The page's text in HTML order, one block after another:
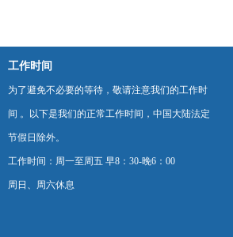
工作时间
为了避免不必要的等待，敬请注意我们的工作时
间 。以下是我们的正常工作时间，中国大陆法定
节假日除外。
工作时间：周一至周五 早8：30-晚6：00
周日、周六休息